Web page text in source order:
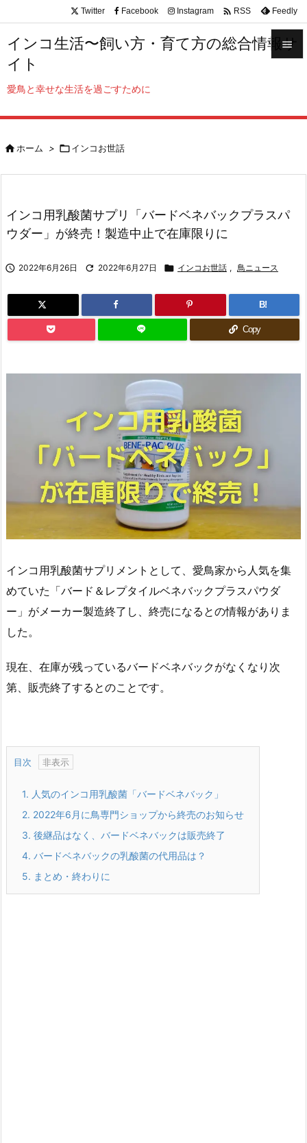
インコ生活〜飼い方・育て方の総合情報サ
イト
愛鳥と幸せな生活を過ごすために

サイド


Twitter Facebook Instagram  RSS Feedly
ホーム > インコお世話
インコ用乳酸菌サプリ「バードベネバックプラスパ
ウダー」が終売！製造中止で在庫限りに
 2022年6月26日  2022年6月27日  インコお世話 , 鳥ニュース
B!
Copy
インコ用乳酸菌サプリメントとして、愛鳥家から人気を集
めていた「バード＆レプタイルベネバックプラスパウダ
ー」がメーカー製造終了し、終売になるとの情報がありま
した。
現在、在庫が残っているバードベネバックがなくなり次
第、販売終了するとのことです。
目次
1. 人気のインコ用乳酸菌「バードベネバック」
2. 2022年6月に鳥専門ショップから終売のお知らせ
3. 後継品はなく、バードベネバックは販売終了
4. バードベネバックの乳酸菌の代用品は？
5. まとめ・終わりに